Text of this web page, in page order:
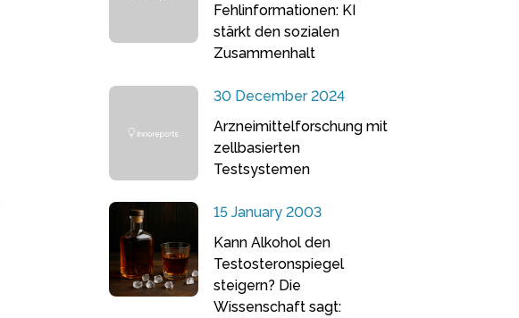
Fehlinformationen: KI
stärkt den sozialen
Zusammenhalt
30 December 2024
Arzneimittelforschung mit
zellbasierten
Testsystemen
15 January 2003
Kann Alkohol den
Testosteronspiegel
steigern? Die
Wissenschaft sagt: